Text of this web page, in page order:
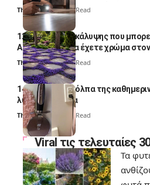
Thali Ombre4 Min Read
12 φυτά εδαφοκάλυψης που
Αύγουστο για να έχετε χρώμα
Thali Ombre7 Min Read
14 πανέξυπνα κόλπα της
λύσουν τα χέρια
Thali Ombre 6 Min Read
Viral τις τελευταίες
Τα